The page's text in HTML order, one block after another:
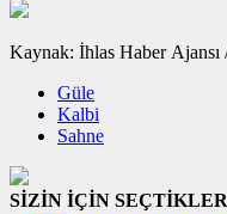
Güle
Kalbi
Sahne
SİZİN İÇİN